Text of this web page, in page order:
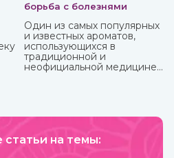
борьба с болезнями
Один из самых популярных
и известных ароматов,
использующихся в
традиционной и
неофициальной медицине,
Антибактериальный и
этого миртового дерева,
статьи на темы: